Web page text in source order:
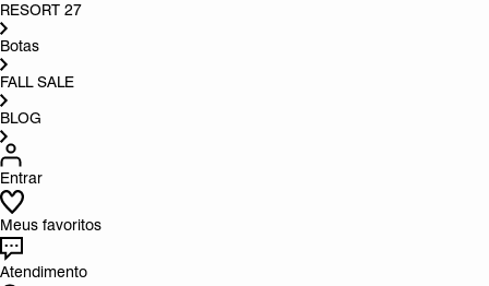
RESORT 27
Botas
FALL SALE
BLOG
Entrar
Meus favoritos
Atendimento